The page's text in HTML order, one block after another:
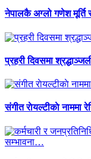
नेपालकै अग्लो गणेश मूर्ति
प्रहरी दिवसमा
संगीत राेयल्टीकाे नाममा